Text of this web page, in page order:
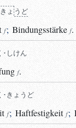
ょう ど
f; Bindungsstärke f.
･しけん
f.
･きょうど
f; Haftfestigkeit f;